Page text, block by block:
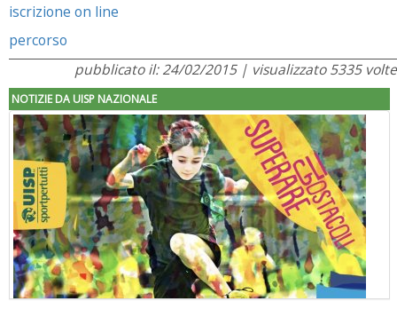
iscrizione on line
percorso
pubblicato il: 24/02/2015 | visualizzato 5335 volte
NOTIZIE DA UISP NAZIONALE